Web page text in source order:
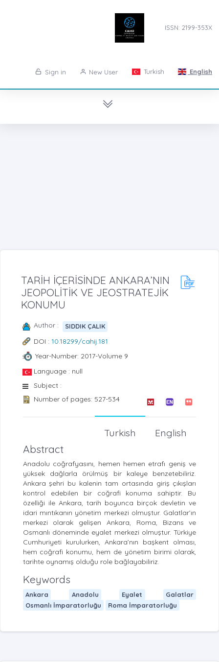
ISSN: 2199-353X
Sign in New User Turkish English
TARİH İÇERİSİNDE ANKARA’NIN
JEOPOLİTİK VE JEOSTRATEJİK
KONUMU
Author : SIDDIK ÇALIK
DOI : 10.18299/cahij.181
Year-Number: 2017-Volume 9
Language : null
Subject :
Number of pages: 527-534
English
Turkish
Abstract
Anadolu coğrafyasını, hemen hemen etrafı geniş ve
yüksek dağlarla örülmüş bir kaleye benzetebiliriz.
Ankara şehri bu kalenin tam ortasında giriş çıkışları
kontrol edebilen bir coğrafi konuma sahiptir. Bu
özelliği ile Ankara, tarih boyunca birçok devletin ve
idari mıntıkanın yönetim merkezi olmuştur. Galatlar’ın
merkezi olarak gelişen Ankara, Roma, Bizans ve
Osmanlı döneminde eyalet merkezi olmuştur. Türkiye
Cumhuriyeti kurulurken, Ankara’nın başkent olması,
hem coğrafi konumu, hem de yönetim birimi olarak,
tarihte oynamış olduğu role bağlayabiliriz.
Keywords
Ankara Anadolu Eyalet
Galatlar
Osmanlı İmparatorluğu
Roma İmparatorluğu